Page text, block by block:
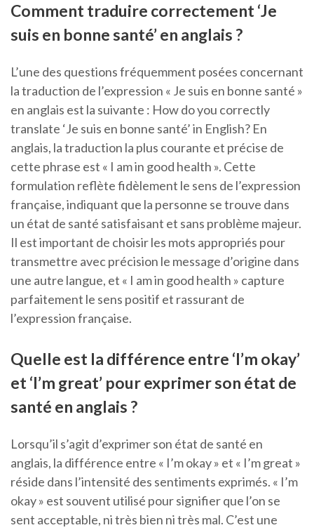
Comment traduire correctement ‘Je
suis en bonne santé’ en anglais ?
L’une des questions fréquemment posées concernant
la traduction de l’expression « Je suis en bonne santé »
en anglais est la suivante : How do you correctly
translate ‘Je suis en bonne santé’ in English? En
anglais, la traduction la plus courante et précise de
cette phrase est « I am in good health ». Cette
formulation reflète fidèlement le sens de l’expression
française, indiquant que la personne se trouve dans
un état de santé satisfaisant et sans problème majeur.
Il est important de choisir les mots appropriés pour
transmettre avec précision le message d’origine dans
une autre langue, et « I am in good health » capture
parfaitement le sens positif et rassurant de
l’expression française.
Quelle est la différence entre ‘I’m okay’
et ‘I’m great’ pour exprimer son état de
santé en anglais ?
Lorsqu’il s’agit d’exprimer son état de santé en
anglais, la différence entre « I’m okay » et « I’m great »
réside dans l’intensité des sentiments exprimés. « I’m
okay » est souvent utilisé pour signifier que l’on se
sent acceptable, ni très bien ni très mal. C’est une